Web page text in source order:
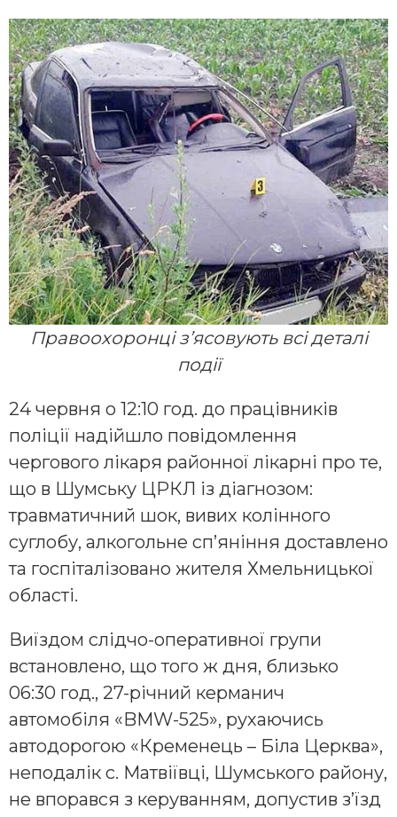
Правоохоронці з’ясовують всі деталі
події
24 червня о 12:10 год. до працівників
поліції надійшло повідомлення
чергового лікаря районної лікарні про те,
що в Шумську ЦРКЛ із діагнозом:
травматичний шок, вивих колінного
суглобу, алкогольне сп’яніння доставлено
та госпіталізовано жителя Хмельницької
області.
Виїздом слідчо-оперативної групи
встановлено, що того ж дня, близько
06:30 год., 27-річний керманич
автомобіля «BMW-525», рухаючись
автодорогою «Кременець – Біла Церква»,
неподалік с. Матвіївці, Шумського району,
не впорався з керуванням, допустив з’їзд